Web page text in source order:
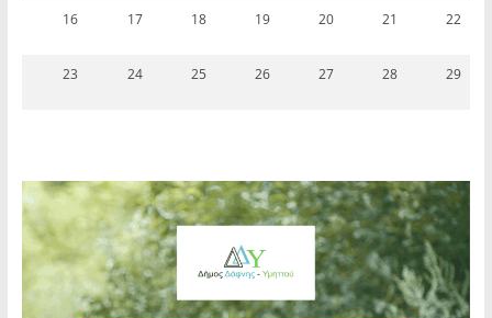
16 17 18 19 20 21 22
23 24 25 26 27 28 29